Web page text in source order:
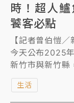
時！超人
饕客必點
【記者曾伯愷
今天公布2025
新竹市與新竹縣
首度參戰的新北
中米其林推薦
生活